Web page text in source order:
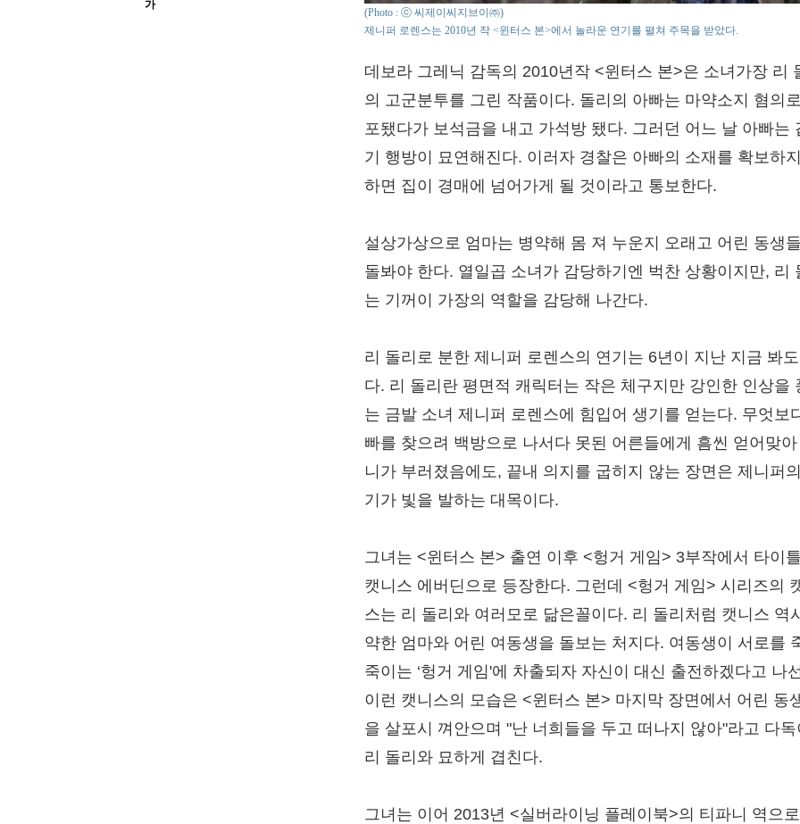
가
(Photo : ⓒ 씨제이씨지브이㈜)
제니퍼 로렌스는 2010년 작 <윈터스 본>에서 놀라운 연기를 펼쳐 주목을 받았다.
데보라 그레닉 감독의 2010년작 <윈터스 본>은 소녀가장 리
의 고군분투를 그린 작품이다. 돌리의 아빠는 마약소지 혐의
포됐다가 보석금을 내고 가석방 됐다. 그러던 어느 날 아빠는
기 행방이 묘연해진다. 이러자 경찰은 아빠의 소재를 확보하
하면 집이 경매에 넘어가게 될 것이라고 통보한다.
설상가상으로 엄마는 병약해 몸 져 누운지 오래고 어린 동생
돌봐야 한다. 열일곱 소녀가 감당하기엔 벅찬 상황이지만, 리
는 기꺼이 가장의 역할을 감당해 나간다.
리 돌리로 분한 제니퍼 로렌스의 연기는 6년이 지난 지금 봐
다. 리 돌리란 평면적 캐릭터는 작은 체구지만 강인한 인상을
는 금발 소녀 제니퍼 로렌스에 힘입어 생기를 얻는다. 무엇보
빠를 찾으려 백방으로 나서다 못된 어른들에게 흠씬 얻어맞
니가 부러졌음에도, 끝내 의지를 굽히지 않는 장면은 제니퍼
기가 빛을 발하는 대목이다.
그녀는 <윈터스 본> 출연 이후 <헝거 게임> 3부작에서 타이
캣니스 에버딘으로 등장한다. 그런데 <헝거 게임> 시리즈의
스는 리 돌리와 여러모로 닮은꼴이다. 리 돌리처럼 캣니스 역
약한 엄마와 어린 여동생을 돌보는 처지다. 여동생이 서로를
죽이는 ‘헝거 게임'에 차출되자 자신이 대신 출전하겠다고 나
이런 캣니스의 모습은 <윈터스 본> 마지막 장면에서 어린 동
을 살포시 껴안으며 "난 너희들을 두고 떠나지 않아"라고 다
리 돌리와 묘하게 겹친다.
그녀는 이어 2013년 <실버라이닝 플레이북>의 티파니 역으